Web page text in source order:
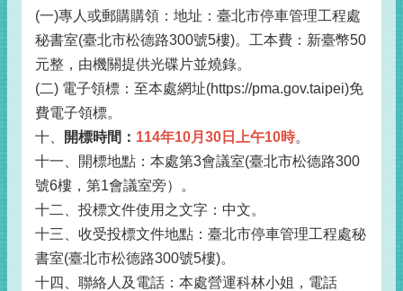
(一)專人或郵購購領：地址：臺北市停車管理工程處
秘書室(臺北市松德路300號5樓)。工本費：新臺幣50
元整，由機關提供光碟片並燒錄。
(二) 電子領標：至本處網址(https://pma.gov.taipei)免
費電子領標。
十、
開標時間： 114年10月30日上午10時。
十一、開標地點：本處第3會議室(臺北市松德路300
號6樓，第1會議室旁）。
十二、投標文件使用之文字：中文。
十三、收受投標文件地點：臺北市停車管理工程處秘
書室(臺北市松德路300號5樓)。
十四、聯絡人及電話：本處營運科林小姐，電話